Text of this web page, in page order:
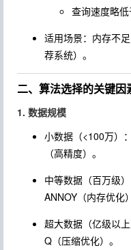
查询速度略低
适用场景：内存不
荐系统）。
二、算法选择的关键因
1. 数据规模
小数据（<100万）
（高精度）。
中等数据（百万级
ANNOY（内存优化
超大数据（亿级以
Q（压缩优化）。